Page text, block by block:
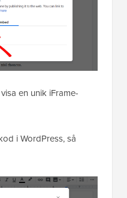
en unik iFrame-
i WordPress, så